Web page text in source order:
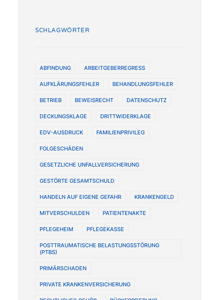
SCHLAGWÖRTER
ABFINDUNG ARBEITGEBERREGRESS
AUFKLÄRUNGSFEHLER BEHANDLUNGSFEHLER
BETRIEB BEWEISRECHT DATENSCHUTZ
DECKUNGSKLAGE DRITTWIDERKLAGE
EDV-AUSDRUCK FAMILIENPRIVILEG
FOLGESCHÄDEN
GESETZLICHE UNFALLVERSICHERUNG
GESTÖRTE GESAMTSCHULD
HANDELN AUF EIGENE GEFAHR KRANKENGELD
MITVERSCHULDEN PATIENTENAKTE
PFLEGEHEIM PFLEGEKASSE
POSTTRAUMATISCHE BELASTUNGSSTÖRUNG
(PTBS)
PRIMÄRSCHADEN
PRIVATE KRANKENVERSICHERUNG